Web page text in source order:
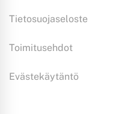
Tietosuojaseloste
Toimitusehdot
Evästekäytäntö